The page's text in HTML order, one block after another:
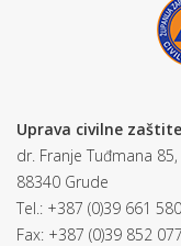
Uprava civilne
dr. Franje Tuđmana 85,
88340 Grude
Tel.: +387 (0)39 661 580
Fax: +387 (0)39 852 077